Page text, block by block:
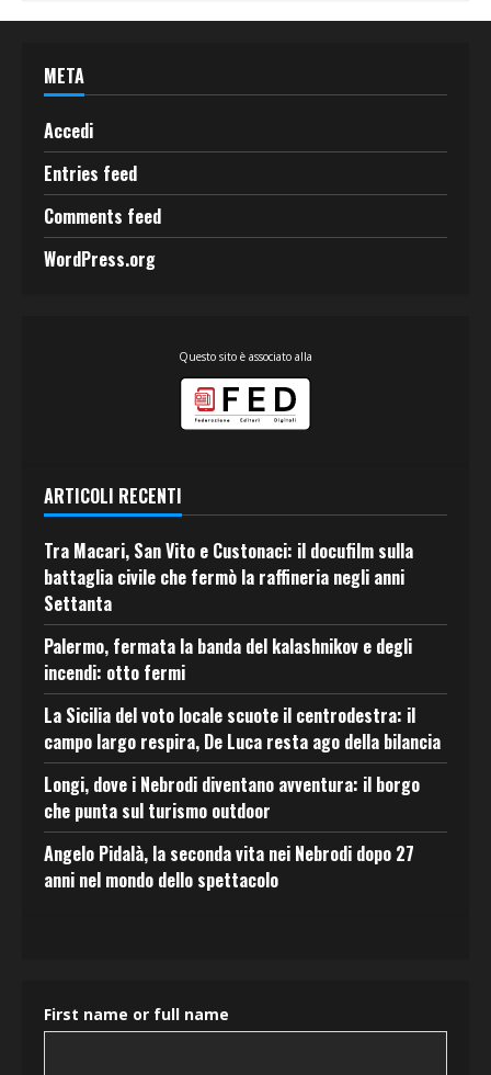
META
Accedi
Entries feed
Comments feed
WordPress.org
Questo sito è associato alla
ARTICOLI RECENTI
Tra Macari, San Vito e Custonaci: il docufilm sulla
battaglia civile che fermò la raffineria negli anni
Settanta
Palermo, fermata la banda del kalashnikov e degli
incendi: otto fermi
La Sicilia del voto locale scuote il centrodestra: il
campo largo respira, De Luca resta ago della bilancia
Longi, dove i Nebrodi diventano avventura: il borgo
che punta sul turismo outdoor
Angelo Pidalà, la seconda vita nei Nebrodi dopo 27
anni nel mondo dello spettacolo
First name or full name